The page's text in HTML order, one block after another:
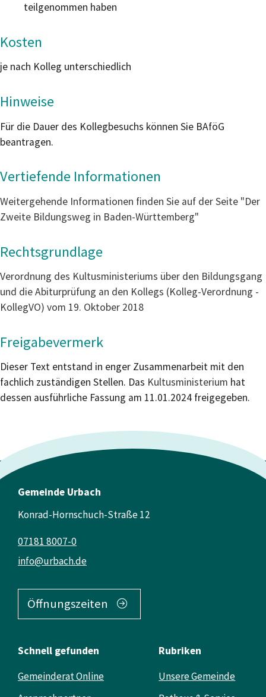
teilgenommen haben
Kosten
je nach Kolleg unterschiedlich
Hinweise
Für die Dauer des Kollegbesuchs können Sie BAföG
beantragen.
Vertiefende Informationen
Weitergehende Informationen finden Sie auf der Seite "Der
Zweite Bildungsweg in Baden-Württemberg"
Rechtsgrundlage
Verordnung des Kultusministeriums über den Bildungsgang
und die Abiturprüfung an den Kollegs (Kolleg-Verordnung -
KollegVO) vom 19. Oktober 2018
Freigabevermerk
Dieser Text entstand in enger Zusammenarbeit mit den
fachlich zuständigen Stellen. Das Kultusministerium hat
dessen ausführliche Fassung am 11.01.2024 freigegeben.
Gemeinde Urbach
Konrad-Hornschuch-Straße 12
info@urbach.de
07181 8007-0
Öffnungszeiten
Schnell gefunden
Gemeinderat Online
Rubriken
Unsere Gemeinde